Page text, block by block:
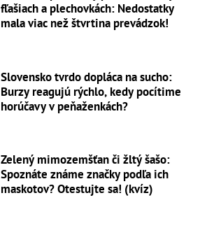
fľašiach a plechovkách: Nedostatky
mala viac než štvrtina prevádzok!
Slovensko tvrdo dopláca na sucho:
Burzy reagujú rýchlo, kedy pocítime
horúčavy v peňaženkách?
Zelený mimozemšťan či žltý šašo:
Spoznáte známe značky podľa ich
maskotov? Otestujte sa! (kvíz)